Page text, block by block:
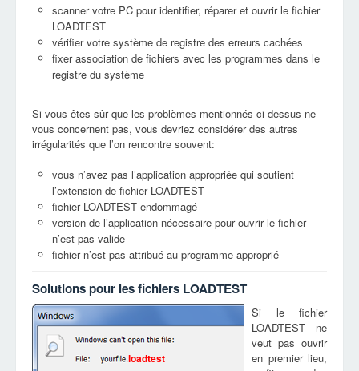
scanner votre PC pour identifier, réparer et ouvrir le fichier
LOADTEST
vérifier votre système de registre des erreurs cachées
fixer association de fichiers avec les programmes dans le
registre du système
Si vous êtes sûr que les problèmes mentionnés ci-dessus ne
vous concernent pas, vous devriez considérer des autres
irrégularités que l’on rencontre souvent:
vous n’avez pas l’application appropriée qui soutient
l’extension de fichier LOADTEST
fichier LOADTEST endommagé
version de l’application nécessaire pour ouvrir le fichier
n’est pas valide
fichier n’est pas attribué au programme approprié
Solutions pour les fichiers LOADTEST
loadtest
Si le fichier
LOADTEST ne
veut pas ouvrir
en premier lieu,